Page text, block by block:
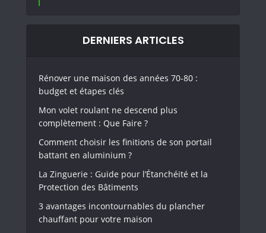
DERNIERS ARTICLES
Rénover une maison des années 70-80 :
budget et étapes clés
Mon volet roulant ne descend plus
complètement : Que Faire ?
Comment choisir les finitions de son portail
battant en aluminium ?
La Zinguerie : Guide pour l’Étanchéité et la
Protection des Bâtiments
3 avantages incontournables du plancher
chauffant pour votre maison